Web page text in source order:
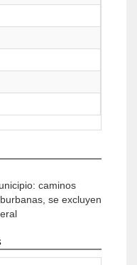
caminos
se excluyen